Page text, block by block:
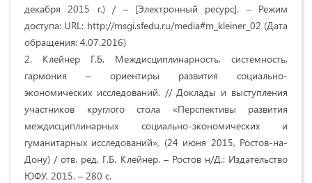
декабря 2015 г.) / – [Электронный ресурс]. – Режим
доступа: URL: http://msgi.sfedu.ru/media#m_kleiner_02 (Дата
обращения: 4.07.2016)
2. Клейнер Г.Б. Междисциплинарность, системность,
гармония – ориентиры развития социально-
экономических исследований. // Доклады и выступления
участников круглого стола «Перспективы развития
междисциплинарных социально-экономических и
гуманитарных исследований», (24 июня 2015, Ростов-на-
Дону) / отв. ред. Г.Б. Клейнер. – Ростов н/Д.: Издательство
ЮФУ, 2015. – 280 с.